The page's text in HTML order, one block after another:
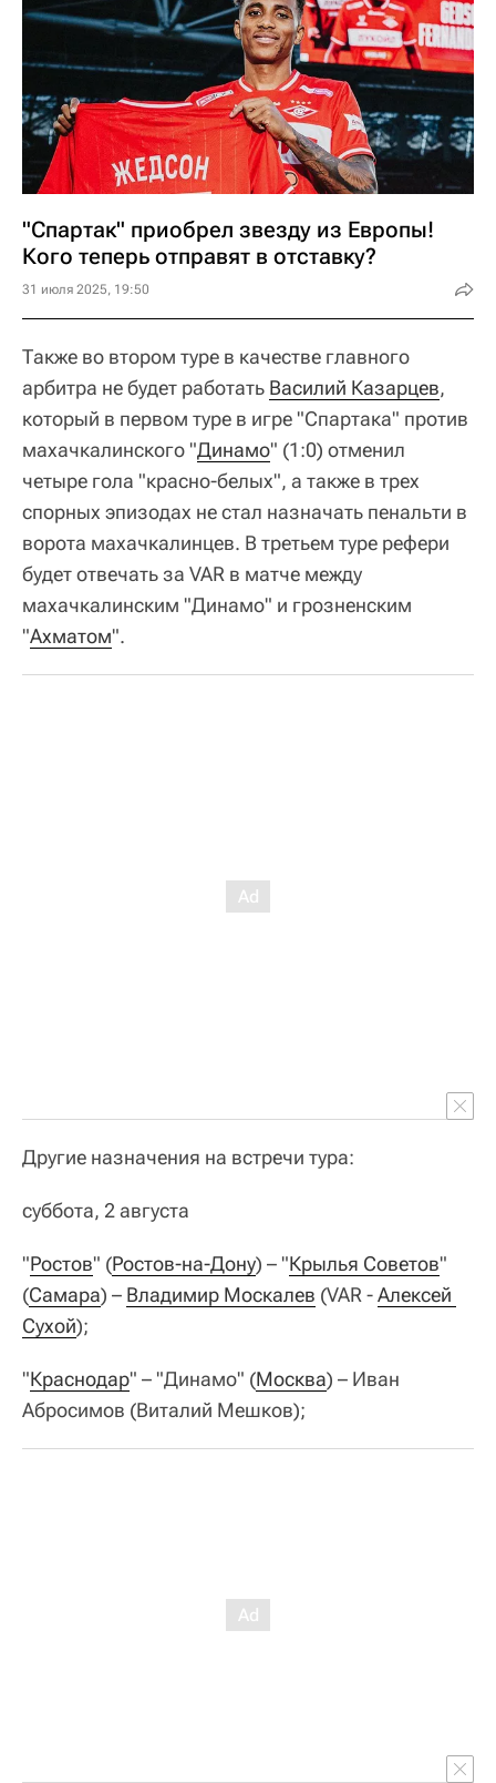
"Спартак" приобрел звезду из Европы!
Кого теперь отправят в отставку?
31 июля 2025, 19:50
Также во втором туре в качестве главного
арбитра не будет работать Василий Казарцев,
который в первом туре в игре "Спартака" против
махачкалинского "Динамо" (1:0) отменил
четыре гола "красно-белых", а также в трех
спорных эпизодах не стал назначать пенальти в
ворота махачкалинцев. В третьем туре рефери
будет отвечать за VAR в матче между
махачкалинским "Динамо" и грозненским
"Ахматом".
Другие назначения на встречи тура:
суббота, 2 августа
"Ростов" (Ростов-на-Дону) – "Крылья Советов"
(Самара) – Владимир Москалев (VAR -Алексей
Сухой);
"Краснодар" – "Динамо" (Москва) – Иван
Абросимов (Виталий Мешков);